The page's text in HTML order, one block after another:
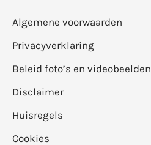
Algemene voorwaarden
Privacyverklaring
Beleid foto’s en videobeelden
Disclaimer
Huisregels
Cookies